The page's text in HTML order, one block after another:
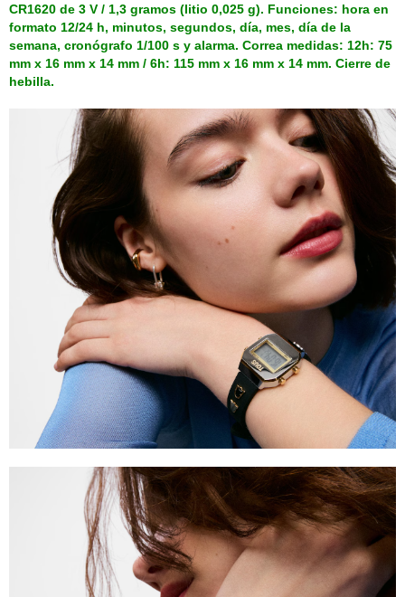
CR1620 de 3 V / 1,3 gramos (litio 0,025 g). Funciones: hora en
formato 12/24 h, minutos, segundos, día, mes, día de la
semana, cronógrafo 1/100 s y alarma. Correa medidas: 12h: 75
mm x 16 mm x 14 mm / 6h: 115 mm x 16 mm x 14 mm. Cierre de
hebilla.